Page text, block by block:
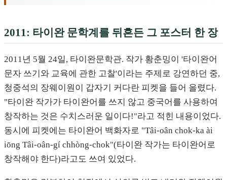
2011: 타이완 문학계를 뒤흔든 그 포스터 한 장
2011년 5월 24일, 타이완문학관. 작가 황춘밍이 '타이완어
문자 쓰기와 교육에 관한 고찰'이라는 주제로 강연하던 중,
청중석의 장웨이원이 갑자기 커다란 피켓을 들어 올렸다.
"타이완 작가가 타이완어를 쓰지 않고 중국어를 사용하여
창작하는 것은 수치스러운 일이다!"라고 적힌 내용이었다.
동시에 피켓에는 타이완어 백화자로 "Tâi-oân chok-ka ài
iōng Tâi-oân-gí chhòng-chok"(타이완 작가는 타이완어로
창작해야 한다)라고도 쓰여 있었다.